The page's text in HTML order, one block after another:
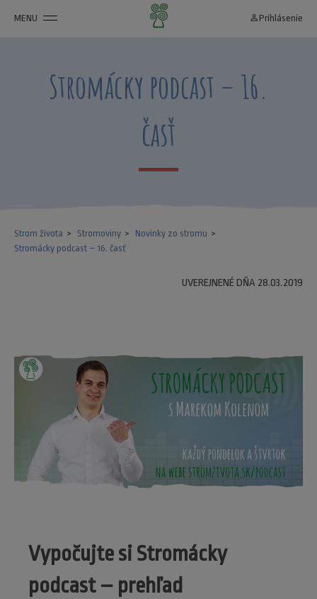
MENU person_outline Prihlásenie
Stromácky podcast – 16.
časť
Strom života Stromoviny
Novinky zo stromu
Stromácky podcast – 16. časť
UVEREJNENÉ DŇA 28.03.2019
Vypočujte si Stromácky
podcast – prehľad